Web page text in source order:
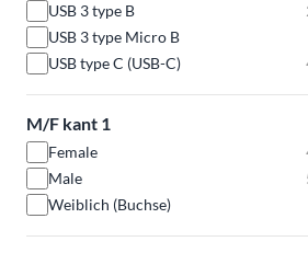
USB 3 type B
USB 3 type Micro B
USB type C (USB-C)
M/F kant 1
Female
Male
Weiblich (Buchse)